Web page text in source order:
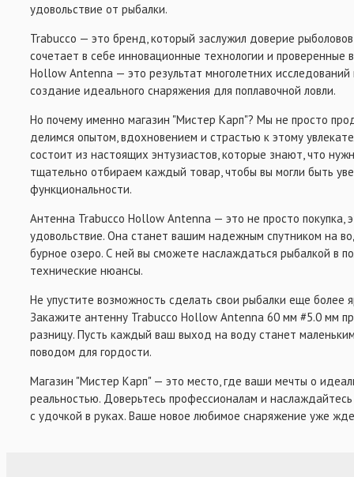
удовольствие от рыбалки.
Trabucco — это бренд, который заслужил доверие
сочетает в себе инновационные технологии и
Hollow Antenna — это результат многолетних исследований
создание идеального снаряжения для поплавочной ловли.
Но почему именно магазин "Мистер Карп"? Мы не просто
делимся опытом, вдохновением и страстью к этому
состоит из настоящих энтузиастов, которые знают, что
тщательно отбираем каждый товар, чтобы вы могли быть
функциональности.
Антенна Trabucco Hollow Antenna — это не просто покупка,
удовольствие. Она станет вашим надежным спутником на
бурное озеро. С ней вы сможете наслаждаться рыбалкой в
технические нюансы.
Не упустите возможность сделать свои рыбалки еще более
Закажите антенну Trabucco Hollow Antenna 60 мм #5.0 мм
разницу. Пусть каждый ваш выход на воду станет
поводом для гордости.
Магазин "Мистер Карп" — это место, где ваши мечты о
реальностью. Доверьтесь профессионалам и
с удочкой в руках. Ваше новое любимое снаряжение уже